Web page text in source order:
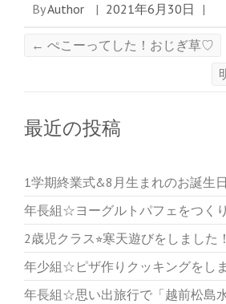
ByAuthor | 2021年6月30日 |
← ぺこーってした！おじぎ草♡
最近の投稿
1学期終業式&8月生まれのお誕生
年長組☆ヨーグルトパフェをつく
2歳児クラス⭐︎寒天遊びをしました！
年少組☆ピザ作りクッキングをし
年長組☆思い出旅行で「越前松島